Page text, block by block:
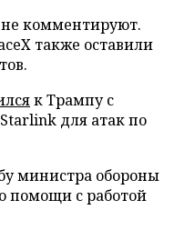
комментируют.
также оставили
к Трампу с
для атак по
министра обороны
помощи с работой